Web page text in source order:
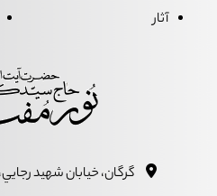
آثار
گرگان، خيابان شهيد